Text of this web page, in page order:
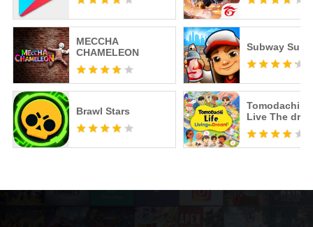
MECCHA
CHAMELEON
Brawl Stars
Subway
Tomodachi
Live The